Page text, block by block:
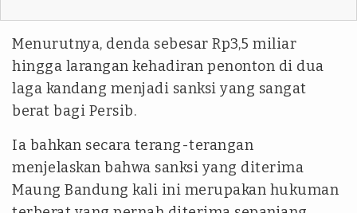
Menurutnya, denda sebesar Rp3,5 miliar
hingga larangan kehadiran penonton di dua
laga kandang menjadi sanksi yang sangat
berat bagi Persib.
Ia bahkan secara terang-terangan
menjelaskan bahwa sanksi yang diterima
Maung Bandung kali ini merupakan hukuman